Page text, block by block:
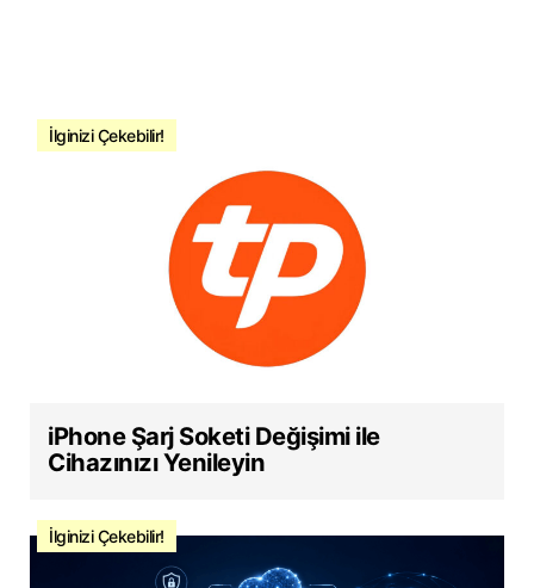
İlginizi Çekebilir!
iPhone Şarj Soketi Değişimi ile
Cihazınızı Yenileyin
İlginizi Çekebilir!